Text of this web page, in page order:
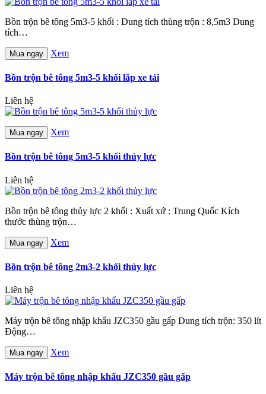
Bồn trộn bê tông 5m3-5 khối : Dung tích thùng trộn : 8,5m3 Dung
tích…
Mua ngay Xem
Bồn trộn bê tông 5m3-5 khối lắp xe tải
Liên hệ
Mua ngay Xem
Bồn trộn bê tông 5m3-5 khối thủy lực
Liên hệ
Bồn trộn bê tông thủy lực 2 khối : Xuất xứ : Trung Quốc Kích
thước thùng trộn…
Mua ngay Xem
Bồn trộn bê tông 2m3-2 khối thủy lực
Liên hệ
Máy trộn bê tông nhập khẩu JZC350 gầu gấp Dung tích trộn: 350 lít
Động…
Mua ngay Xem
Máy trộn bê tông nhập khẩu JZC350 gầu gấp